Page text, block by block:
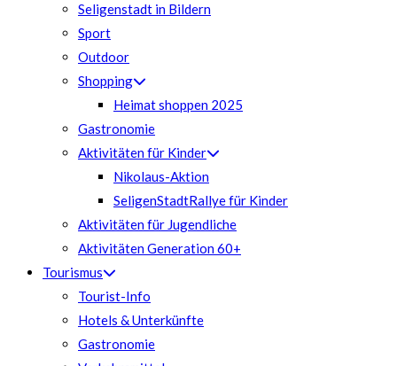
Seligenstadt in Bildern
Sport
Outdoor
Shopping
Heimat shoppen 2025
Gastronomie
Aktivitäten für Kinder
Nikolaus-Aktion
SeligenStadtRallye für Kinder
Aktivitäten für Jugendliche
Aktivitäten Generation 60+
Tourismus
Tourist-Info
Hotels & Unterkünfte
Gastronomie